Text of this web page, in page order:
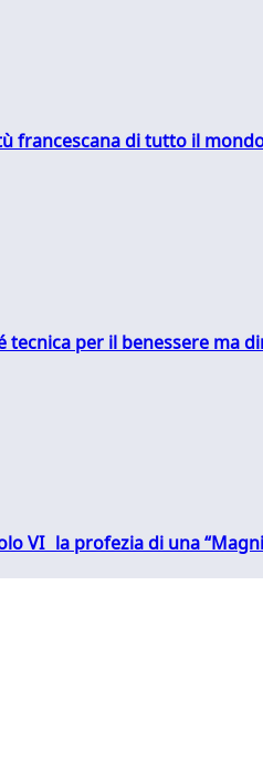
francescana di tutto il
tecnica per il benessere ma
VI la profezia di una